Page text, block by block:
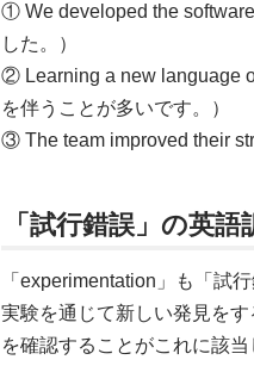
① We developed the
した。）
② Learning a new language
を伴うことが多いです。）
③ The team improved their
「試行錯誤」の英
「experimentation」も「試
実験を通じて新しい発見を
を確認することがこれに該